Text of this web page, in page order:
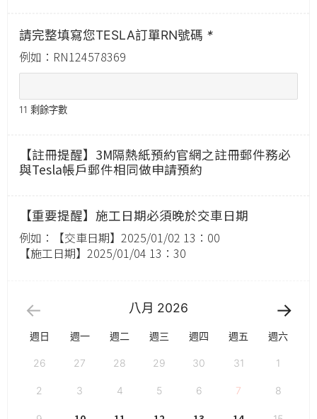
請完整填寫您TESLA訂單RN號碼 *
例如：RN124578369
11 剩餘字數
【註冊提醒】3M隔熱紙預約官網之註冊郵件務必
與Tesla帳戶郵件相同做申請預約
【重要提醒】施工日期必須晚於交車日期
例如：【交車日期】2025/01/02 13：00
【施工日期】2025/01/04 13：30
八月 2026
週日 週一 週二 週三 週四 週五 週六
26 27 28 29 30 31 1
2 3 4 5 6 7 8